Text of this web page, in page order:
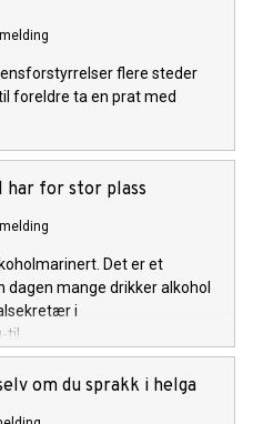
flere steder
foreldre ta en prat med
har for stor plass
Det er et
dagen mange drikker alkohol
i
til.
om du sprakk i helga